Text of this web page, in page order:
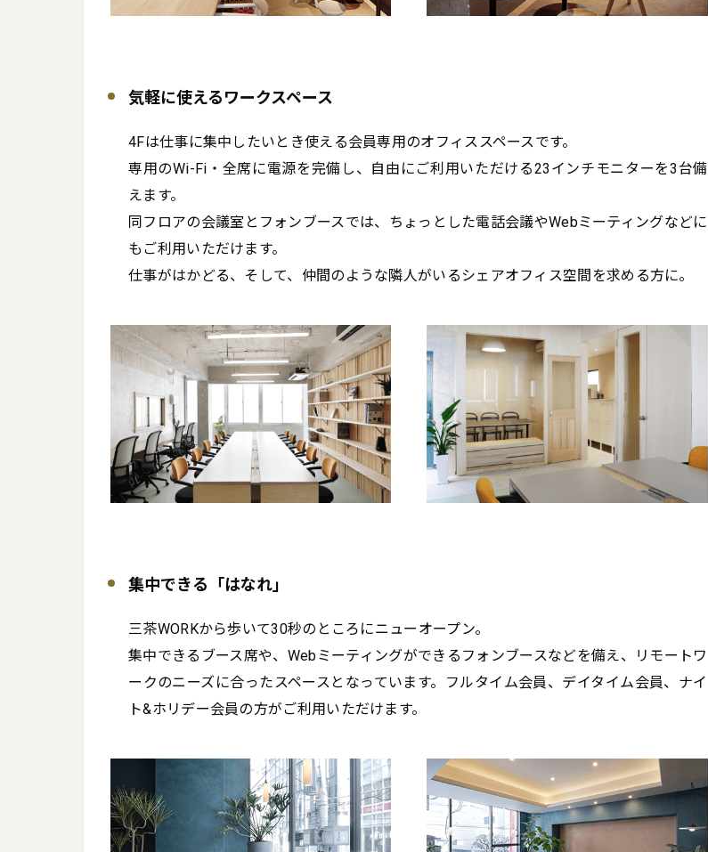
気軽に使えるワークスペース
4Fは仕事に集中したいとき使える会員専用のオフィススペースです。
専用のWi-Fi・全席に電源を完備し、自由にご利用いただける23インチモニターを3台備
えます。
同フロアの会議室とフォンブースでは、ちょっとした電話会議やWebミーティングなどに
もご利用いただけます。
仕事がはかどる、そして、仲間のような隣人がいるシェアオフィス空間を求める方に。
集中できる「はなれ」
三茶WORKから歩いて30秒のところにニューオープン。
集中できるブース席や、Webミーティングができるフォンブースなどを備え、リモートワ
ークのニーズに合ったスペースとなっています。フルタイム会員、デイタイム会員、ナイ
ト&ホリデー会員の方がご利用いただけます。